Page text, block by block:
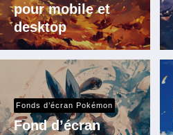
pour mobile et
desktop
Fonds d’écran Pokémon
Fond d’écran